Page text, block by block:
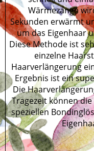
Wärmezange
Sekunden erwärmt
um das Eigenhaar
Diese Methode ist
einzelne
Haarverlängerung
Ergebnis ist ein
Die
Tragezeit können
speziellen